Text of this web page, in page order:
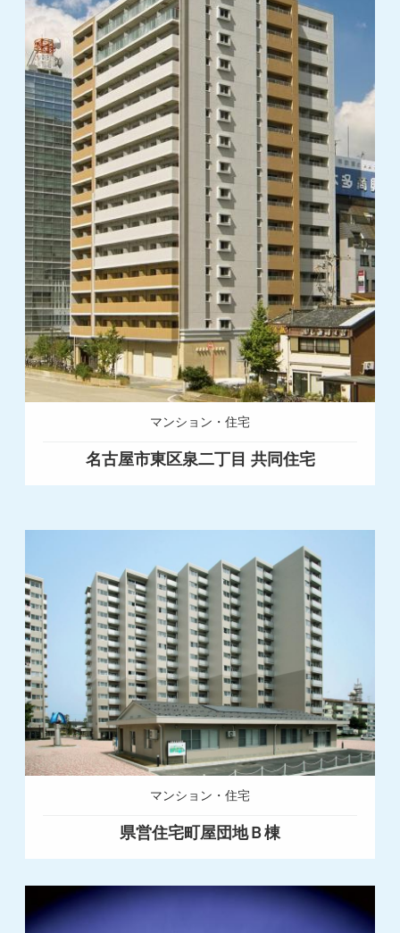
マンション・住宅
名古屋市東区泉二丁目 共同住宅
マンション・住宅
県営住宅町屋団地Ｂ棟